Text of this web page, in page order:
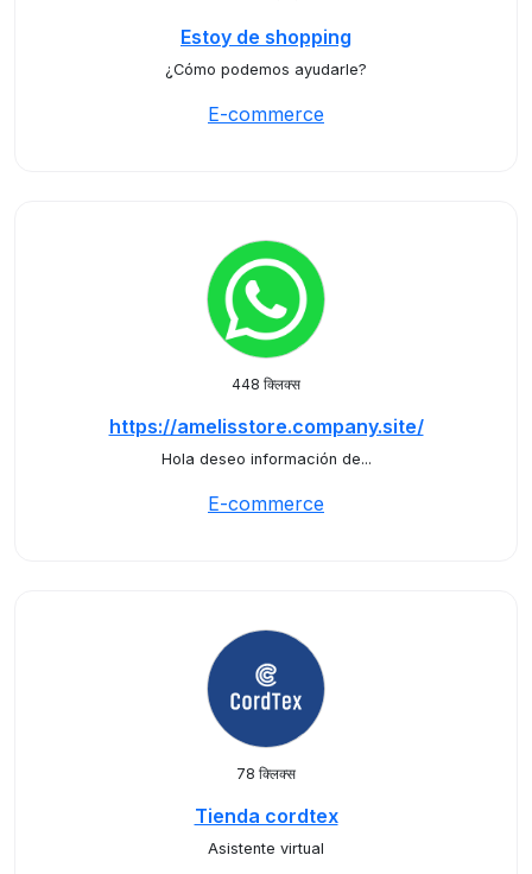
Estoy de shopping
¿Cómo podemos ayudarle?
E-commerce
448 क्लिक्स
https://amelisstore.company.site/
Hola deseo información de...
E-commerce
78 क्लिक्स
Tienda cordtex
Asistente virtual